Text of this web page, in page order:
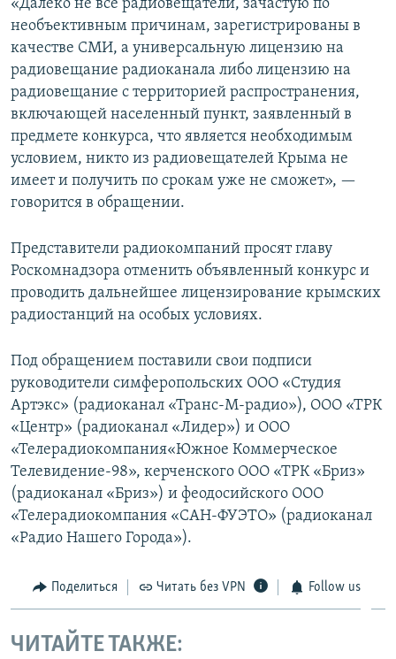
«Далеко не все радиовещатели, зачастую по
необъективным причинам, зарегистрированы в
качестве СМИ, а универсальную лицензию на
радиовещание радиоканала либо лицензию на
радиовещание с территорией распространения,
включающей населенный пункт, заявленный в
предмете конкурса, что является необходимым
условием, никто из радиовещателей Крыма не
имеет и получить по срокам уже не сможет», —
говорится в обращении.
Представители радиокомпаний просят главу
Роскомнадзора отменить объявленный конкурс и
проводить дальнейшее лицензирование крымских
радиостанций на особых условиях.
Под обращением поставили свои подписи
руководители симферопольских ООО «Студия
Артэкс» (радиоканал «Транс-М-радио»), ООО «ТРК
«Центр» (радиоканал «Лидер») и ООО
«Телерадиокомпания«Южное Коммерческое
Телевидение-98», керченского ООО «ТРК «Бриз»
(радиоканал «Бриз») и феодосийского ООО
«Телерадиокомпания «САН-ФУЭТО» (радиоканал
«Радио Нашего Города»).
Поделиться Читать без VPN Follow us
ЧИТАЙТЕ ТАКЖЕ: